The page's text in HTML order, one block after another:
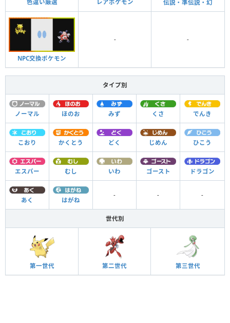
色違い厳選 レアポケモン 伝説・準伝説・幻
NPC交換ポケモン
- -
タイプ別
ノーマル ほのお みず くさ でんき
こおり かくとう どく じめん ひこう
エスパー むし いわ ゴースト ドラゴン
あく はがね
- - -
世代別
第一世代 第二世代 第三世代